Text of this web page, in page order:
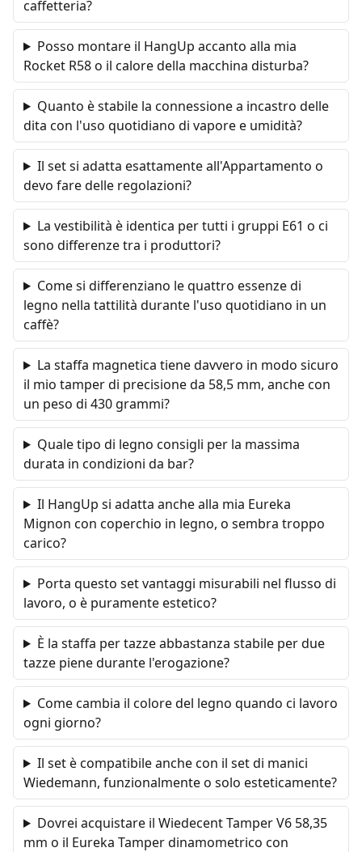
caffetteria?
Posso montare il HangUp accanto alla mia
Rocket R58 o il calore della macchina disturba?
Quanto è stabile la connessione a incastro delle
dita con l'uso quotidiano di vapore e umidità?
Il set si adatta esattamente all'Appartamento o
devo fare delle regolazioni?
La vestibilità è identica per tutti i gruppi E61 o ci
sono differenze tra i produttori?
Come si differenziano le quattro essenze di
legno nella tattilità durante l'uso quotidiano in un
caffè?
La staffa magnetica tiene davvero in modo sicuro
il mio tamper di precisione da 58,5 mm, anche con
un peso di 430 grammi?
Quale tipo di legno consigli per la massima
durata in condizioni da bar?
Il HangUp si adatta anche alla mia Eureka
Mignon con coperchio in legno, o sembra troppo
carico?
Porta questo set vantaggi misurabili nel flusso di
lavoro, o è puramente estetico?
È la staffa per tazze abbastanza stabile per due
tazze piene durante l'erogazione?
Come cambia il colore del legno quando ci lavoro
ogni giorno?
Il set è compatibile anche con il set di manici
Wiedemann, funzionalmente o solo esteticamente?
Dovrei acquistare il Wiedecent Tamper V6 58,35
mm o il Eureka Tamper dinamometrico con